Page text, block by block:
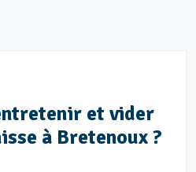
et vider
à Bretenoux ?